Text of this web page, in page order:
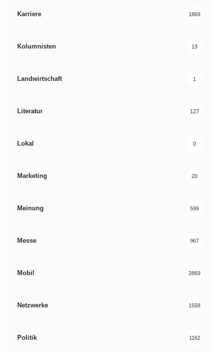
Karriere 1869
Kolumnisten 13
Landwirtschaft 1
Literatur 127
Lokal 0
Marketing 20
Meinung 599
Messe 967
Mobil 2869
Netzwerke 1558
Politik 1162